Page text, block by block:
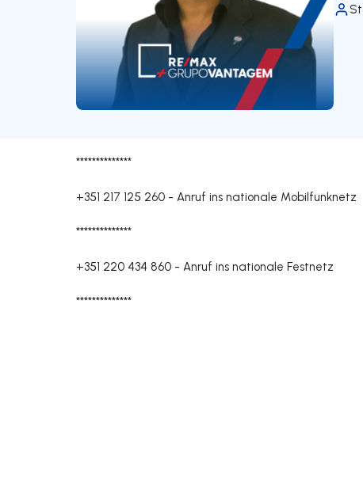
**************
+351 217 125 260 - Anruf ins nationale Mobilfunknetz
**************
+351 220 434 860 - Anruf ins nationale Festnetz
**************